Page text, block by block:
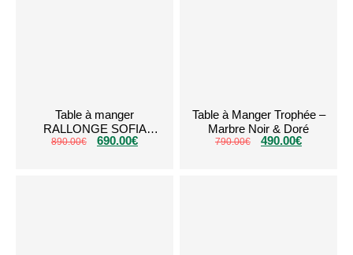
Table à manger
RALLONGE SOFIA
Blanc Argent
890.00€ 690.00€
Table à Manger Trophée –
Marbre Noir & Doré
790.00€ 490.00€